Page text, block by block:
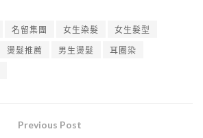
名留集團 女生染髮
女生髮型
燙髮推薦 男生燙髮
耳圈染
Previous Post